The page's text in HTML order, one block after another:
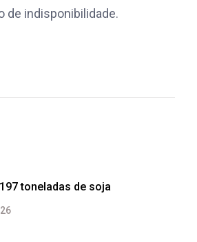
de indisponibilidade.
toneladas de soja